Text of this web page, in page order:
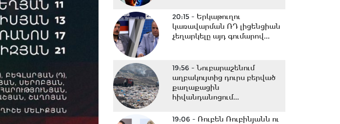
20:15 - Երկաթուղու
կառավարման ՌԴ լիցենցիան
չեղարկելը այդ գումարով...
19:56 -Նուբարաշենում
աղբակույտից դուրս բերված
քաղաքացին
հիվանդանոցում...
19:06 - Ռուբեն Ռուբինյանն ու